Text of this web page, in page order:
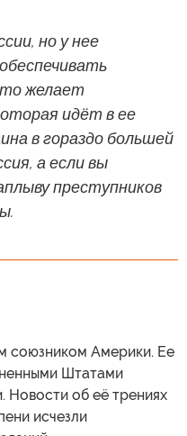
но у нее
желает
идёт в ее
в гораздо большей
а если вы
преступников
союзником Америки. Ее
Штатами
Новости об её трениях
исчезли